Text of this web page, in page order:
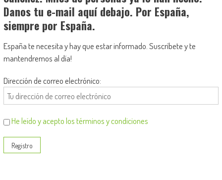
Danos tu e-mail aquí debajo. Por España,
siempre por España.
España te necesita y hay que estar informado. Suscríbete y te
mantendremos al día!
Dirección de correo electrónico:
He leído y acepto los términos y condiciones